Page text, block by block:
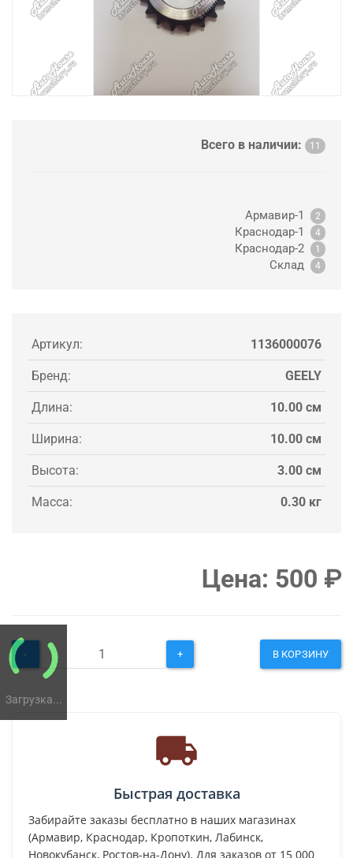
Загрузка...
Всего в наличии: 11
Армавир-1 2
Краснодар-1 4
Краснодар-2 1
Склад 4
Артикул: 1136000076
Бренд: GEELY
Длина: 10.00 см
Ширина: 10.00 см
Высота: 3.00 см
Масса: 0.30 кг
Цена: 500 ₽
- + В КОРЗИНУ
Быстрая доставка
Забирайте заказы бесплатно в наших магазинах
(Армавир, Краснодар, Кропоткин, Лабинск,
Новокубанск, Ростов-на-Дону). Для заказов от 15 000